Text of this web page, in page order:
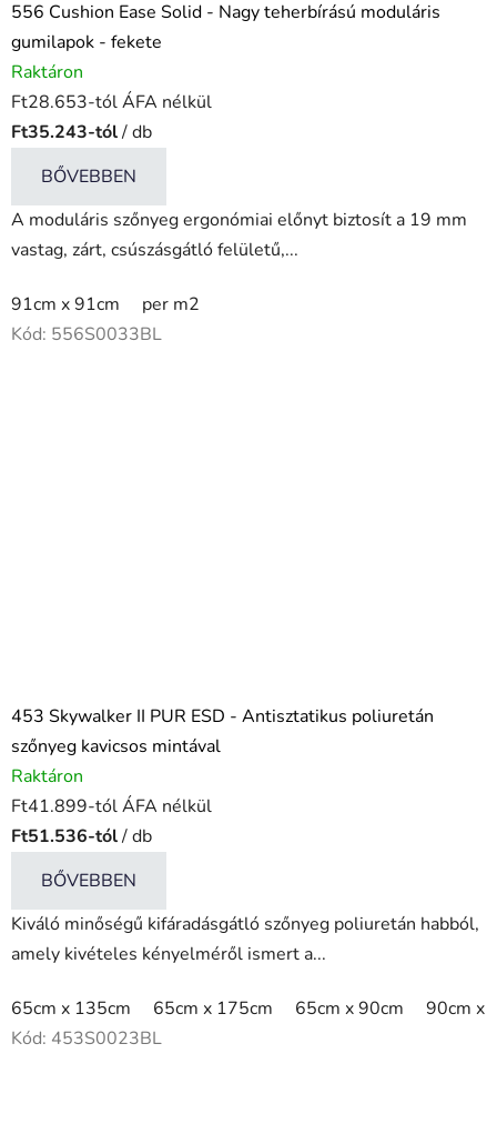
556 Cushion Ease Solid - Nagy teherbírású moduláris
gumilapok - fekete
Raktáron
Ft28.653-tól ÁFA nélkül
Ft35.243-tól/ db
BŐVEBBEN
A moduláris szőnyeg ergonómiai előnyt biztosít a 19 mm
vastag, zárt, csúszásgátló felületű,...
91cm x 91cm
per m2
Kód: 556S0033BL
453 Skywalker II PUR ESD - Antisztatikus poliuretán
szőnyeg kavicsos mintával
Raktáron
Ft41.899-tól ÁFA nélkül
Ft51.536-tól/ db
BŐVEBBEN
Kiváló minőségű kifáradásgátló szőnyeg poliuretán habból,
amely kivételes kényelméről ismert a...
65cm x 135cm 65cm x 175cm 65cm x 90cm
90cm x
Kód: 453S0023BL